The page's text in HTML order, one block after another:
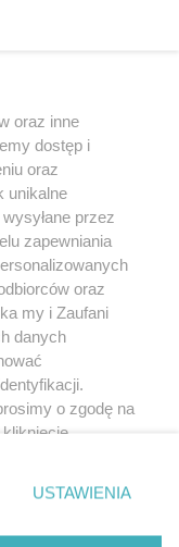
w jakikolwiek sposób
na jakimkolwiek polu
umieszczaniem w
Jakiekolwiek użycie
z naruszeniem
pod groźbą kary i
oraz inne
dostęp i
oraz
unikalne
przez
zapewniania
oraz
my i Zaufani
danych
o zgodę na
prywatności
zgody
USTAWIENIA